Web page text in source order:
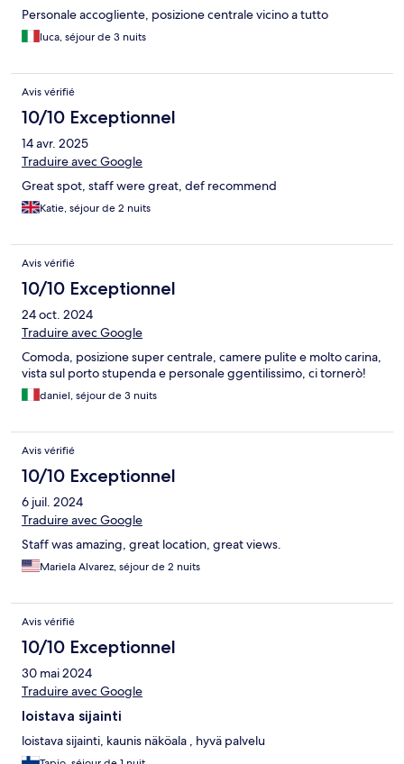
Personale accogliente, posizione centrale vicino a tutto
luca, séjour de 3 nuits
Avis vérifié
10/10 Exceptionnel
14 avr. 2025
Traduire avec Google
Great spot, staff were great, def recommend
Katie, séjour de 2 nuits
Avis vérifié
10/10 Exceptionnel
24 oct. 2024
Traduire avec Google
Comoda, posizione super centrale, camere pulite e molto carina,
vista sul porto stupenda e personale ggentilissimo, ci tornerò!
daniel, séjour de 3 nuits
Avis vérifié
10/10 Exceptionnel
6 juil. 2024
Traduire avec Google
Staff was amazing, great location, great views.
Mariela Alvarez, séjour de 2 nuits
Avis vérifié
10/10 Exceptionnel
30 mai 2024
Traduire avec Google
loistava sijainti
loistava sijainti, kaunis näköala , hyvä palvelu